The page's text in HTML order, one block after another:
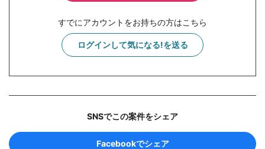
すでにアカウントをお持ちの方はこちら
ログインして気になる!を送る
SNSでこの案件をシェア
Facebookでシェア